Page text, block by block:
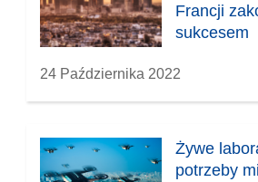
Francji
sukcesem
24 Października 2022
Żywe
potrzeby